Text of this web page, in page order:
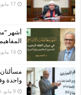
17 مايو، 2026
أشهر
16 مايو، 2026
واحدة
9 مايو، 2026